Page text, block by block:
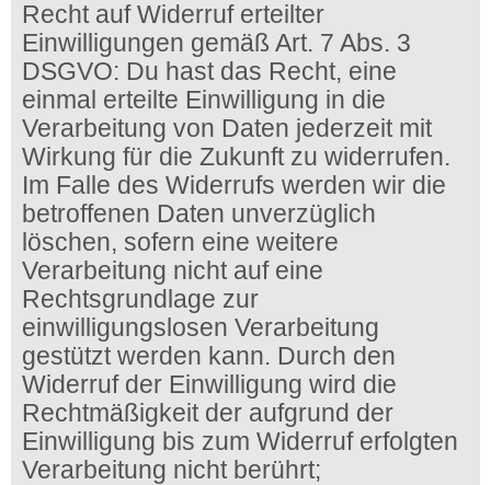
Recht auf Widerruf erteilter
Einwilligungen gemäß Art. 7 Abs. 3
DSGVO: Du hast das Recht, eine
einmal erteilte Einwilligung in die
Verarbeitung von Daten jederzeit mit
Wirkung für die Zukunft zu widerrufen.
Im Falle des Widerrufs werden wir die
betroffenen Daten unverzüglich
löschen, sofern eine weitere
Verarbeitung nicht auf eine
Rechtsgrundlage zur
einwilligungslosen Verarbeitung
gestützt werden kann. Durch den
Widerruf der Einwilligung wird die
Rechtmäßigkeit der aufgrund der
Einwilligung bis zum Widerruf erfolgten
Verarbeitung nicht berührt;